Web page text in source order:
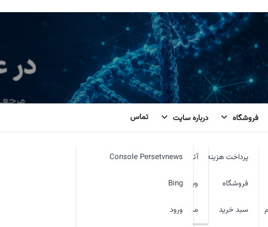
فروشگاه
پرداخت هزینه
فروشگاه
سبد خرید
درباره سایت
آئین نامهConsole Persetvnews
Bing
ورود
وبمیل
مدیر سایت
تماس
چو